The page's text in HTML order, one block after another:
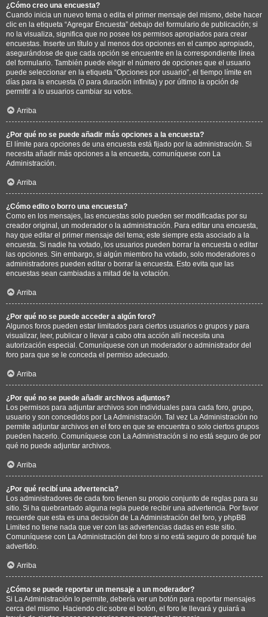
¿Cómo creo una encuesta?
Cuando inicia un nuevo tema o edita el primer mensaje del mismo, debe hacer
clic en la etiqueta “Agregar Encuesta” debajo del formulario de publicación; si
no la visualiza, significa que no posee los permisos apropiados para crear
encuestas. Inserte un título y al menos dos opciones en el campo apropiado,
asegurándose de que cada opción se encuentre en la correspondiente línea
del formulario. También puede elegir el número de opciones que el usuario
puede seleccionar en la etiqueta “Opciones por usuario”, el tiempo límite en
días para la encuesta (0 para duración infinita) y por último la opción de
permitir a lo usuarios cambiar su votos.
Arriba
¿Por qué no se puede añadir más opciones a la encuesta?
El límite para opciones de una encuesta está fijado por la administración. Si
necesita añadir más opciones a la encuesta, comuníquese con La
Administración.
Arriba
¿Cómo edito o borro una encuesta?
Como en los mensajes, las encuestas solo pueden ser modificadas por su
creador original, un moderador o la administración. Para editar una encuesta,
hay que editar el primer mensaje del tema; este siempre esta asociado a la
encuesta. Si nadie ha votado, los usuarios pueden borrar la encuesta o editar
las opciones. Sin embargo, si algún miembro ha votado, solo moderadores o
administradores pueden editar o borrar la encuesta. Esto evita que las
encuestas sean cambiadas a mitad de la votación.
Arriba
¿Por qué no se puede acceder a algún foro?
Algunos foros pueden estar limitados para ciertos usuarios o grupos y para
visualizar, leer, publicar o llevar a cabo otra acción allí necesita una
autorización especial. Comuníquese con un moderador o administrador del
foro para que se le conceda el permiso adecuado.
Arriba
¿Por qué no se puede añadir archivos adjuntos?
Los permisos para adjuntar archivos son individuales para cada foro, grupo,
usuario y son concedidos por La Administración. Tal vez La Administración no
permite adjuntar archivos en el foro en que se encuentra o solo ciertos grupos
pueden hacerlo. Comuníquese con La Administración si no está seguro de por
qué no puede adjuntar archivos.
Arriba
¿Por qué recibí una advertencia?
Los administradores de cada foro tienen su propio conjunto de reglas para su
sitio. Si ha quebrantado alguna regla puede recibir una advertencia. Por favor
recuerde que esta es una decisión de La Administración del foro, y phpBB
Limited no tiene nada que ver con las advertencias dadas en este sitio.
Comuníquese con La Administración del foro si no está seguro de porqué fue
advertido.
Arriba
¿Cómo se puede reportar un mensaje a un moderador?
Si La Administración lo permite, debería ver un botón para reportar mensajes
cerca del mismo. Haciendo clic sobre el botón, el foro le llevará y guiará a